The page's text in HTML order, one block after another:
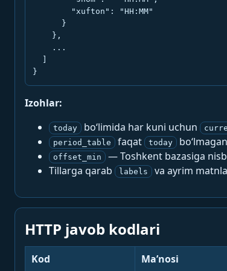
        "xufton": "HH:MM"
      }
    },
    ...
}
Izohlar:
today bo‘limida har kuni uchun
period_table faqat today
offset_min
— Toshkent bazasiga
Tillarga qarab
labels va ayrim
HTTP javob kodlari
Kod Ma’nosi